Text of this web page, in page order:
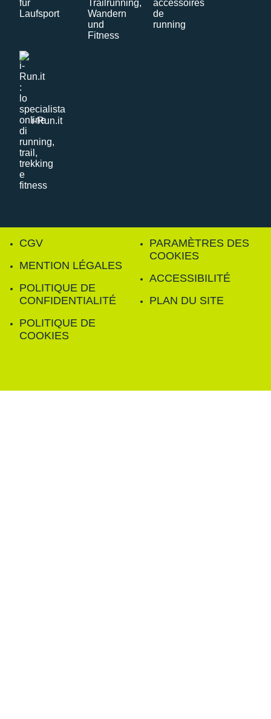
i-Run.it
CGV
MENTION LÉGALES
POLITIQUE DE
CONFIDENTIALITÉ
POLITIQUE DE
COOKIES
PARAMÈTRES DES
COOKIES
ACCESSIBILITÉ
PLAN DU SITE